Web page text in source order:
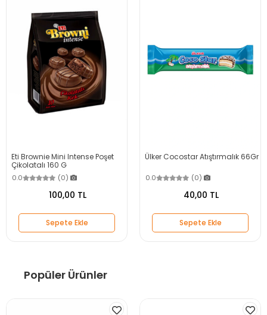
Eti Brownie Mini Intense Poşet
Çikolatalı 160 G
0.0 (0)
100,00 TL
Sepete Ekle
Ülker Cocostar Atıştırmalık 66Gr
0.0 (0)
40,00 TL
Sepete Ekle
Popüler Ürünler